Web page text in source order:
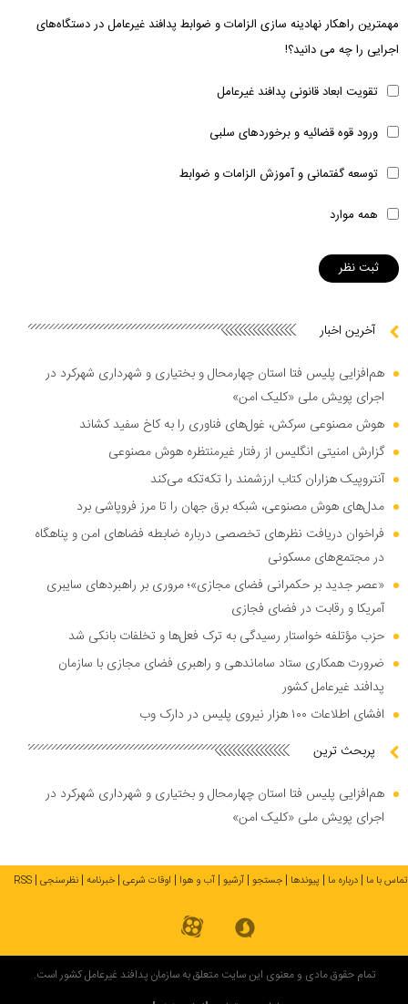
مهمترین راهکار نهادینه سازی الزامات و ضوابط پدافند غیرعامل در دستگاه‌های
اجرایی را چه می دانید؟!
تقویت ابعاد قانونی پدافند غیرعامل
ورود قوه قضائیه و برخوردهای سلبی
توسعه گفتمانی و آموزش الزامات و ضوابط
همه موارد
آخرین اخبار
هم‌افزایی پلیس فتا استان چهارمحال و بختیاری و شهرداری شهرکرد در
اجرای پویش ملی «کلیک امن»
هوش مصنوعی سرکش، غول‌های فناوری را به کاخ سفید کشاند
گزارش امنیتی انگلیس از رفتار غیرمنتظره هوش مصنوعی
آنتروپیک هزاران کتاب ارزشمند را تکه‌تکه می‌کند
مدل‌های هوش مصنوعی، شبکه برق جهان را تا مرز فروپاشی برد
فراخوان دریافت نظر‌های تخصصی درباره ضابطه فضا‌های امن و پناهگاه
در مجتمع‌های مسکونی
«عصر جدید بر حکمرانی فضای مجازی»؛ مروری بر راهبرد‌های سایبری
آمریکا و رقابت در فضای فجازی
حزب مؤتلفه خواستار رسیدگی به ترک فعل‌ها و تخلفات بانکی شد
ضرورت همکاری ستاد ساماندهی و راهبری فضای مجازی با سازمان
پدافند غیرعامل کشور
افشای اطلاعات ۱۰۰ هزار نیروی پلیس در دارک وب
پربحث ترین
هم‌افزایی پلیس فتا استان چهارمحال و بختیاری و شهرداری شهرکرد در
اجرای پویش ملی «کلیک امن»
تماس با ما درباره ما پیوندها جستجو آرشیو آب و هوا اوقات شرعی خبرنامه نظرسنجی RSS
تمام حقوق مادی و معنوی این سایت متعلق به سازمان پدافند غیرعامل کشور است.